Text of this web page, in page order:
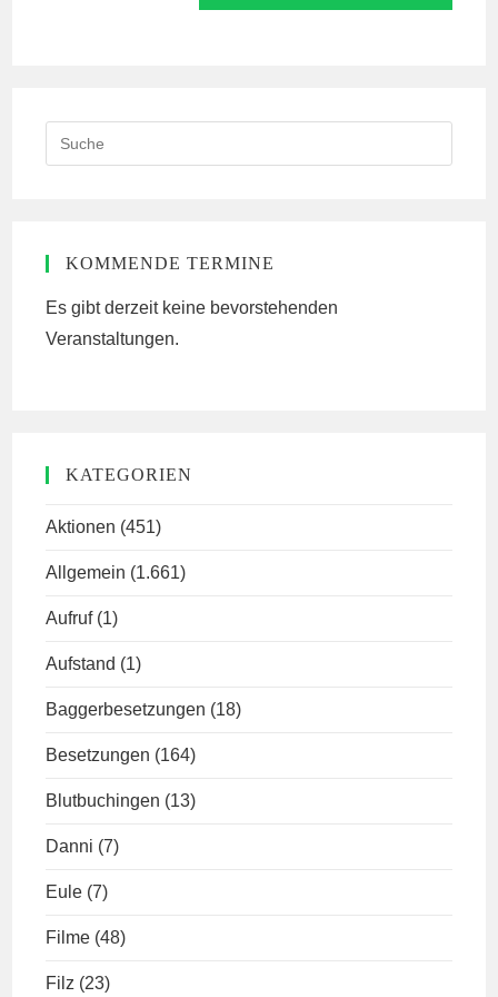
this
KOMMENDE TERMINE
Es gibt derzeit keine bevorstehenden
Veranstaltungen.
KATEGORIEN
Aktionen (451)
Allgemein (1.661)
Aufruf (1)
Aufstand (1)
Baggerbesetzungen (18)
Besetzungen (164)
Blutbuchingen (13)
Danni (7)
Eule (7)
Filme (48)
Filz (23)